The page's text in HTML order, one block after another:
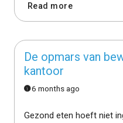
Read more
De opmars van
kantoor
6 months ago
Gezond eten hoeft niet